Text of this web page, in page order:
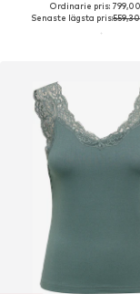
Ordinarie pris:
Senaste lägsta pris: